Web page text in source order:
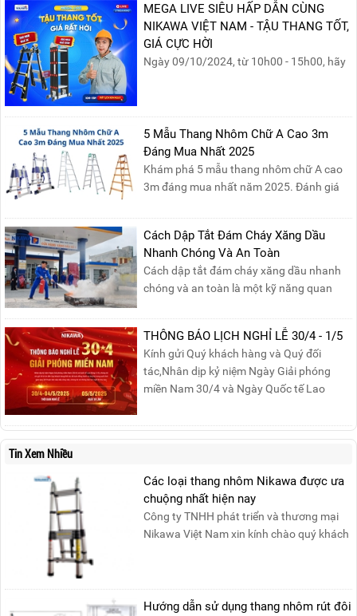
hiệu quả và bền lâu!
MEGA LIVE SIÊU HẤP DẪN CÙNG
NIKAWA VIỆT NAM - TẬU THANG TỐT,
GIÁ CỰC HỜI
Ngày 09/10/2024, từ 10h00 - 15h00, hãy
phần quà siêu hấp dẫn và mua sắm
những sản phẩm thang chính hãng với
mức giá không thể tốt hơn!Tham gia
Mega Live, bạn sẽ nhận được gì?...
5 Mẫu Thang Nhôm Chữ A Cao 3m
Đáng Mua Nhất 2025
Khám phá 5 mẫu thang nhôm chữ A cao
3m đáng mua nhất năm 2025. Đánh giá
sản phẩm phù hợp!
Cách Dập Tắt Đám Cháy Xăng Dầu
Nhanh Chóng Và An Toàn
Cách dập tắt đám cháy xăng dầu nhanh
chóng và an toàn là một kỹ năng quan
cháy xăng dầu rất dễ lan rộng và gây thiệt
hại nghiêm trọng nếu không được xử lý kịp
thời. Vì vậy, việc hiểu rõ các phương pháp
dập tắt...
THÔNG BÁO LỊCH NGHỈ LỄ 30/4 - 1/5
Kính gửi Quý khách hàng và Quý đối
tác,Nhân dịp kỷ niệm Ngày Giải phóng
miền Nam 30/4 và Ngày Quốc tế Lao
báo lịch nghỉ lễ như sau:Thời gian nghỉ: Từ
Thứ Ba, ngày 29/04/2025 đến hết Chủ
Tin Xem Nhiều
Các loại thang nhôm Nikawa được ưa
chuộng nhất hiện nay
Công ty TNHH phát triển và thương mại
Nikawa Việt Nam xin kính chào quý khách
Hướng dẫn sử dụng thang nhôm rút đôi